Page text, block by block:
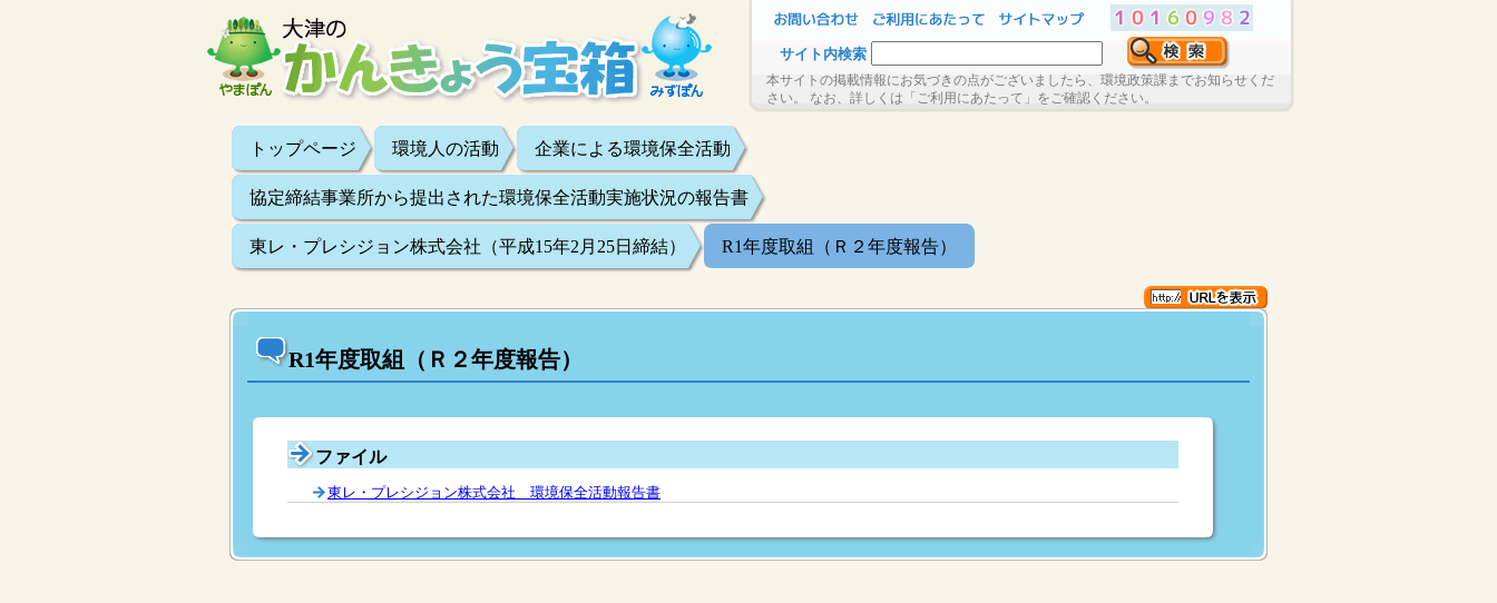
サイト内検索
本サイトの掲載情報にお気づきの点がございましたら、環境政策課までお知らせくだ
さい。 なお、詳しくは「ご利用にあたって」をご確認ください。
トップページ 環境人の活動 企業による環境保全活動
協定締結事業所から提出された環境保全活動実施状況の報告書
東レ・プレシジョン株式会社（平成15年2月25日締結） R1年度取組（Ｒ２年度報告）
R1年度取組（Ｒ２年度報告）
ファイル
東レ・プレシジョン株式会社 環境保全活動報告書